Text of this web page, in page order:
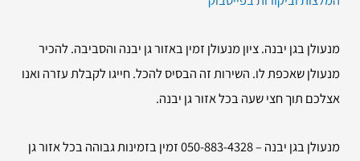
מנעולן בגן יבנה. ציון מנעולן זמין באזור גן יבנה והסביבה. להכיר
מנעולן שאכפת לו. השירות זה הבסיס להכל. חייגו לקבלת עזרה ואנו
אצלכם תוך חצי שעה בכל אזור גן יבנה.
מנעולן בגן יבנה – 050-883-4328 זמין בזמינות גבוהה בכל אזור גן